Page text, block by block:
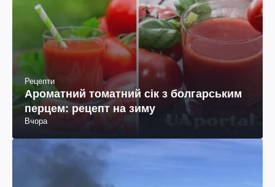
Рецепти
Ароматний томатний сік з болгарським
перцем: рецепт на зиму
Вчора